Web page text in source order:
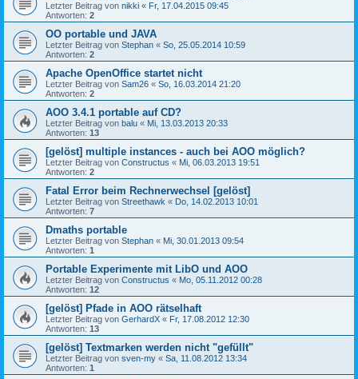
Letzter Beitrag von nikki « Fr, 17.04.2015 09:45
Antworten: 2
OO portable und JAVA
Letzter Beitrag von Stephan « So, 25.05.2014 10:59
Antworten: 2
Apache OpenOffice startet nicht
Letzter Beitrag von Sam26 « So, 16.03.2014 21:20
Antworten: 2
AOO 3.4.1 portable auf CD?
Letzter Beitrag von balu « Mi, 13.03.2013 20:33
Antworten: 13
[gelöst] multiple instances - auch bei AOO möglich?
Letzter Beitrag von Constructus « Mi, 06.03.2013 19:51
Antworten: 2
Fatal Error beim Rechnerwechsel [gelöst]
Letzter Beitrag von Streethawk « Do, 14.02.2013 10:01
Antworten: 7
Dmaths portable
Letzter Beitrag von Stephan « Mi, 30.01.2013 09:54
Antworten: 1
Portable Experimente mit LibO und AOO
Letzter Beitrag von Constructus « Mo, 05.11.2012 00:28
Antworten: 12
[gelöst] Pfade in AOO rätselhaft
Letzter Beitrag von GerhardX « Fr, 17.08.2012 12:30
Antworten: 13
[gelöst] Textmarken werden nicht "gefüllt"
Letzter Beitrag von sven-my « Sa, 11.08.2012 13:34
Antworten: 1